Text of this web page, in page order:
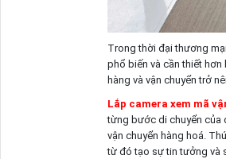
Trong thời đại thương
phổ biến và cần thiết
hàng và vận chuyển trở
Lắp camera xem mã
từng bước di chuyển của
vận chuyển hàng hoá.
từ đó tạo sự tin tưởng và